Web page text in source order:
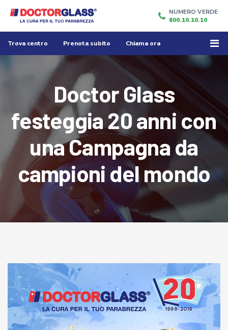
NUMERO VERDE
800.10.10.10
Trova centro Prenota subito Chiama ora
Doctor Glass
festeggia 20 anni con
una Campagna da
campioni del mondo